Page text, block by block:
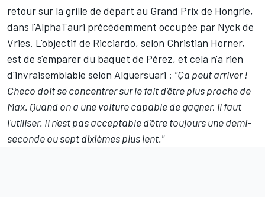
retour sur la grille de départ au Grand Prix de Hongrie,
dans l'AlphaTauri précédemment occupée par Nyck de
Vries. L'objectif de Ricciardo, selon Christian Horner,
est de s'emparer du baquet de Pérez, et cela n'a rien
d'invraisemblable selon Alguersuari : "Ça peut arriver !
Checo doit se concentrer sur le fait d'être plus proche de
Max. Quand on a une voiture capable de gagner, il faut
l'utiliser. Il n'est pas acceptable d'être toujours une demi-
seconde ou sept dixièmes plus lent."